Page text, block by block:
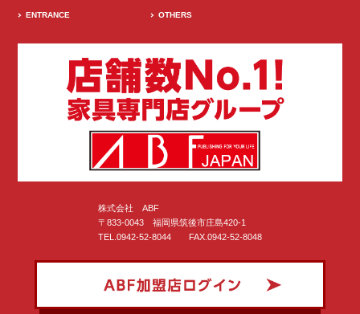
ENTRANCE OTHERS
株式会社 ABF
〒833-0043 福岡県筑後市庄島420-1
TEL.0942-52-8044 FAX.0942-52-8048